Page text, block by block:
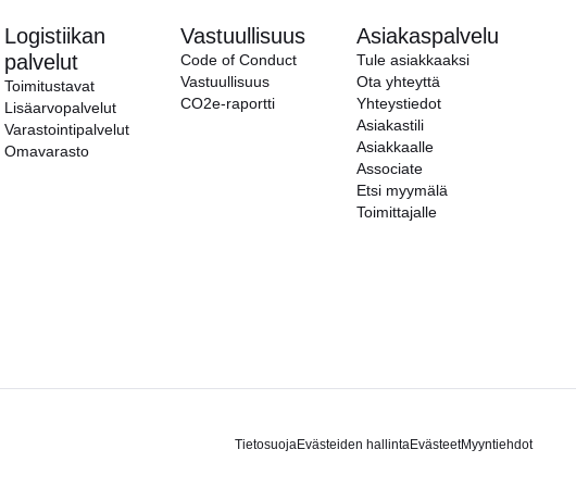
Logistiikan
palvelut
Toimitustavat
Lisäarvopalvelut
Varastointipalvelut
Omavarasto
Vastuullisuus
Code of Conduct
Vastuullisuus
CO2e-raportti
Asiakaspalvelu
Tule asiakkaaksi
Ota yhteyttä
Yhteystiedot
Asiakastili
Asiakkaalle
Associate
Etsi myymälä
Toimittajalle
TietosuojaEvästeiden hallintaEvästeetMyyntiehdot